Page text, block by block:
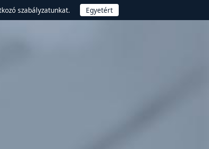
szabályzatunkat.